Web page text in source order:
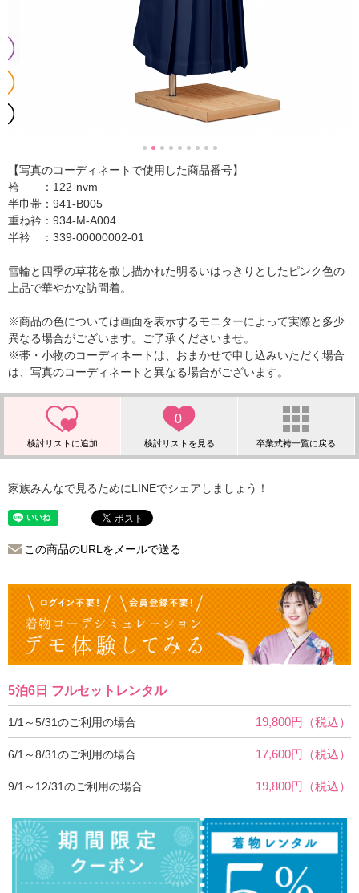
【写真のコーディネートで使用した商品番号】
袴 ：122-nvm
半巾帯：941-B005
重ね衿：934-M-A004
半衿 ：339-00000002-01
雪輪と四季の草花を散し描かれた明るいはっきりとしたピンク色の
上品で華やかな訪問着。
※商品の色については画面を表示するモニターによって実際と多少
異なる場合がございます。ご了承くださいませ。
※帯・小物のコーディネートは、おまかせで申し込みいただく場合
は、写真のコーディネートと異なる場合がございます。
0
家族みんなで見るためにLINEでシェアしましょう！
この商品のURLをメールで送る
5泊6日 フルセットレンタル
1/1～5/31のご利用の場合 19,800円（税込）
6/1～8/31のご利用の場合 17,600円（税込）
9/1～12/31のご利用の場合 19,800円（税込）